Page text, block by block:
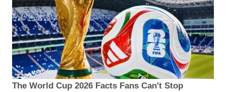
The World Cup 2026 Facts Fans Can't Stop